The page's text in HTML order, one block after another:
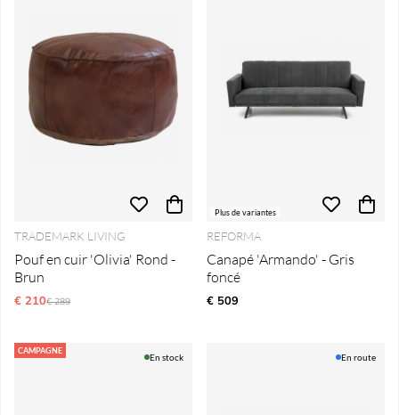
TRADEMARK LIVING
Pouf en cuir 'Olivia' Rond -
Brun
€ 210Prix régulier:
€ 289
Plus de variantes
REFORMA
Canapé 'Armando' - Gris
foncé
€ 509
CAMPAGNE
En stock En route